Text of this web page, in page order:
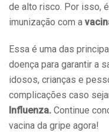
de alto risco. Por isso,
imunização com a
Essa é uma das
doença para garantir a
idosos, crianças e
complicações caso
Influenza. Continue
vacina da gripe agora!